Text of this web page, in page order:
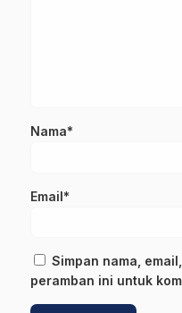
Nama*
Email*
Simpan nama,
peramban ini untuk